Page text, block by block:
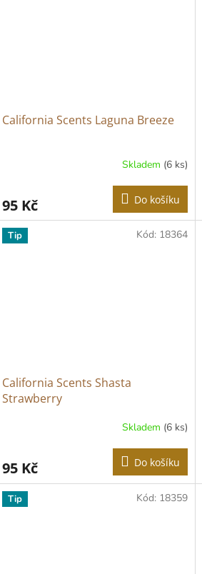
California Scents Laguna Breeze
Skladem (6 ks)
95 Kč Do košíku
Tip
California Scents Shasta
Strawberry
Skladem (6 ks)
95 Kč Do košíku
Kód: 18364
Tip Kód: 18359